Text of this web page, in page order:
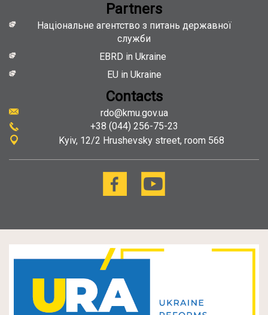
Partners
Національне агентство з питань державної
служби
EBRD in Ukraine
EU in Ukraine
Contacts
rdo@kmu.gov.ua
+38 (044) 256-75-23
Kyiv 12/2 Hrushevsky street, room 568